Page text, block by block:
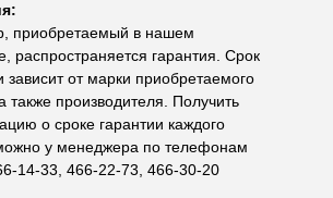
приобретаемый в нашем
распространяется гарантия. Срок
зависит от марки приобретаемого
также производителя. Получить
о сроке гарантии каждого
у менеджера по телефонам
14-33, 466-22-73, 466-30-20